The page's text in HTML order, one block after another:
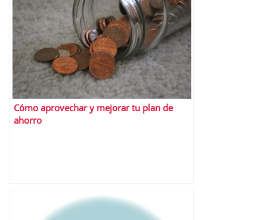
Cómo aprovechar y mejorar tu plan de
ahorro